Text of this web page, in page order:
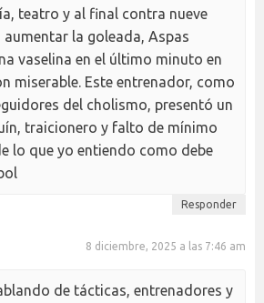
teatro y al final contra nueve
aumentar la goleada, Aspas
vaselina en el último minuto en
miserable. Este entrenador, como
del cholismo, presentó un
traicionero y falto de mínimo
lo que yo entiendo como debe
Responder
8 diciembre, 2025 a las 7:46 am
de tácticas, entrenadores y